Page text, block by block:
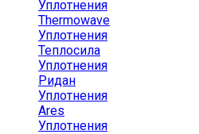
Уплотнения
Thermowave
Уплотнения
Теплосила
Уплотнения
Ридан
Уплотнения
Ares
Уплотнения